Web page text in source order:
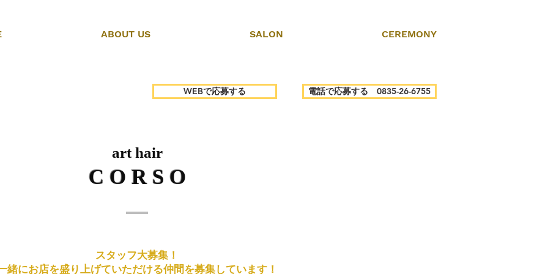
ABOUT US SALON CEREMONY
WEBで応募する 電話で応募する 0835-26-6755
art hair
C O R S O
スタッフ大募集！
緒にお店を盛り上げていただける仲間を募集しています！